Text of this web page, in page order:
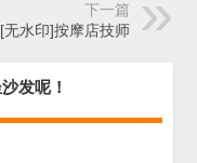
下一篇
[无水印]按摩店技师
发呢！